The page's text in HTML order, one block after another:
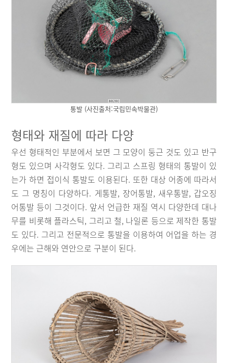
통발 (사진출처:국립민속박물관)
형태와 재질에 따라 다양
우선 형태적인 부분에서 보면 그 모양이 둥근 것도 있고 반구
형도 있으며 사각형도 있다. 그리고 스프링 형태의 통발이 있
는가 하면 접이식 통발도 이용된다. 또한 대상 어종에 따라서
도 그 명칭이 다양하다. 게통발, 장어통발, 새우통발, 갑오징
어통발 등이 그것이다. 앞서 언급한 재질 역시 다양한데 대나
무를 비롯해 플라스틱, 그리고 철, 나일론 등으로 제작한 통발
도 있다. 그리고 전문적으로 통발을 이용하여 어업을 하는 경
우에는 근해와 연안으로 구분이 된다.